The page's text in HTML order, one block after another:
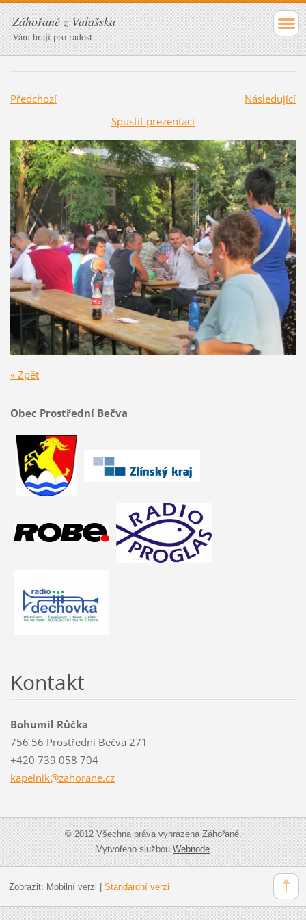
Záhořané z Valašska
Vám hrají pro radost
Předchozí
Následující
Spustit prezentaci
« Zpět
Obec Prostřední Bečva
Kontakt
Bohumil Růčka
756 56 Prostřední Bečva 271
+420 739 058 704
kapelnik@zahorane.cz
© 2012 Všechna práva vyhrazena Záhořané.
Vytvořeno službouWebnode
Zobrazit: Mobilní verzi Standardní verzi